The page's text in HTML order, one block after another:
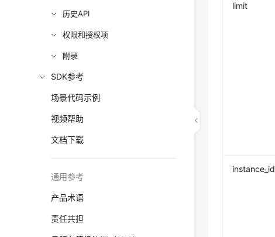
历史API
权限和授权项
附录
SDK参考
场景代码示例
视频帮助
文档下载
通用参考
产品术语
责任共担
limit
instance_id